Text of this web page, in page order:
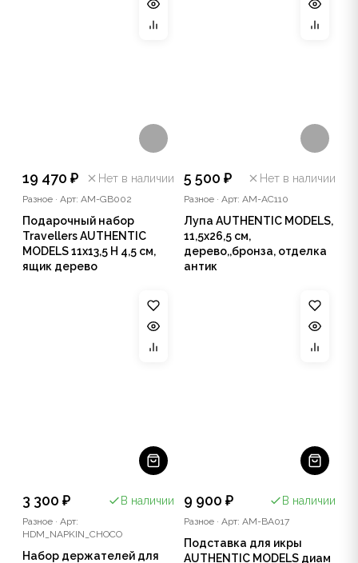
19 470 ₽ Нет в наличии
Разное · Арт: AM-GB002
Подарочный набор
Travellers AUTHENTIC
MODELS 11х13,5 Н 4,5 см,
ящик дерево
5 500 ₽ Нет в наличии
Разное · Арт: AM-AC110
Лупа AUTHENTIC MODELS,
11,5х26,5 см,
дерево,,бронза, отделка
антик
3 300 ₽ В наличии
Разное · Арт:
HDM_NAPKIN_CHOCO
Набор держателей для
9 900 ₽ В наличии
Разное · Арт: AM-BA017
Подставка для икры
AUTHENTIC MODELS диам